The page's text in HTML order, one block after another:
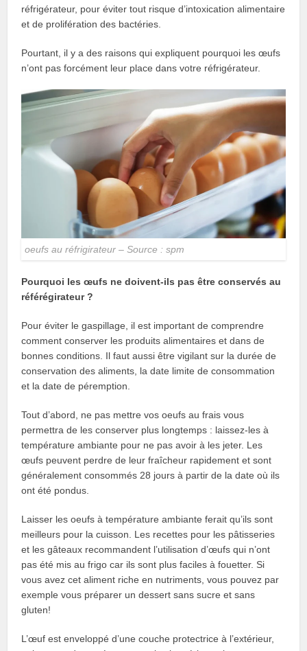
réfrigérateur, pour éviter tout risque d’intoxication alimentaire
et de prolifération des bactéries.
Pourtant, il y a des raisons qui expliquent pourquoi les œufs
n’ont pas forcément leur place dans votre réfrigérateur.
oeufs au réfrigirateur – Source : spm
Pourquoi les œufs ne doivent-ils pas être conservés au
référégirateur ?
Pour éviter le gaspillage, il est important de comprendre
comment conserver les produits alimentaires et dans de
bonnes conditions. Il faut aussi être vigilant sur la durée de
conservation des aliments, la date limite de consommation
et la date de péremption.
Tout d’abord, ne pas mettre vos oeufs au frais vous
permettra de les conserver plus longtemps : laissez-les à
température ambiante pour ne pas avoir à les jeter. Les
œufs peuvent perdre de leur fraîcheur rapidement et sont
généralement consommés 28 jours à partir de la date où ils
ont été pondus.
Laisser les oeufs à température ambiante ferait qu’ils sont
meilleurs pour la cuisson. Les recettes pour les pâtisseries
et les gâteaux recommandent l’utilisation d’œufs qui n’ont
pas été mis au frigo car ils sont plus faciles à fouetter. Si
vous avez cet aliment riche en nutriments, vous pouvez par
exemple vous préparer un dessert sans sucre et sans
gluten!
L’œuf est enveloppé d’une couche protectrice à l’extérieur,